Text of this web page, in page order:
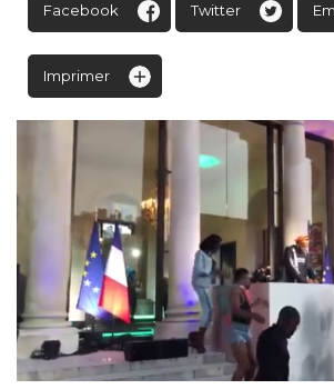
Facebook Twitter
Imprimer